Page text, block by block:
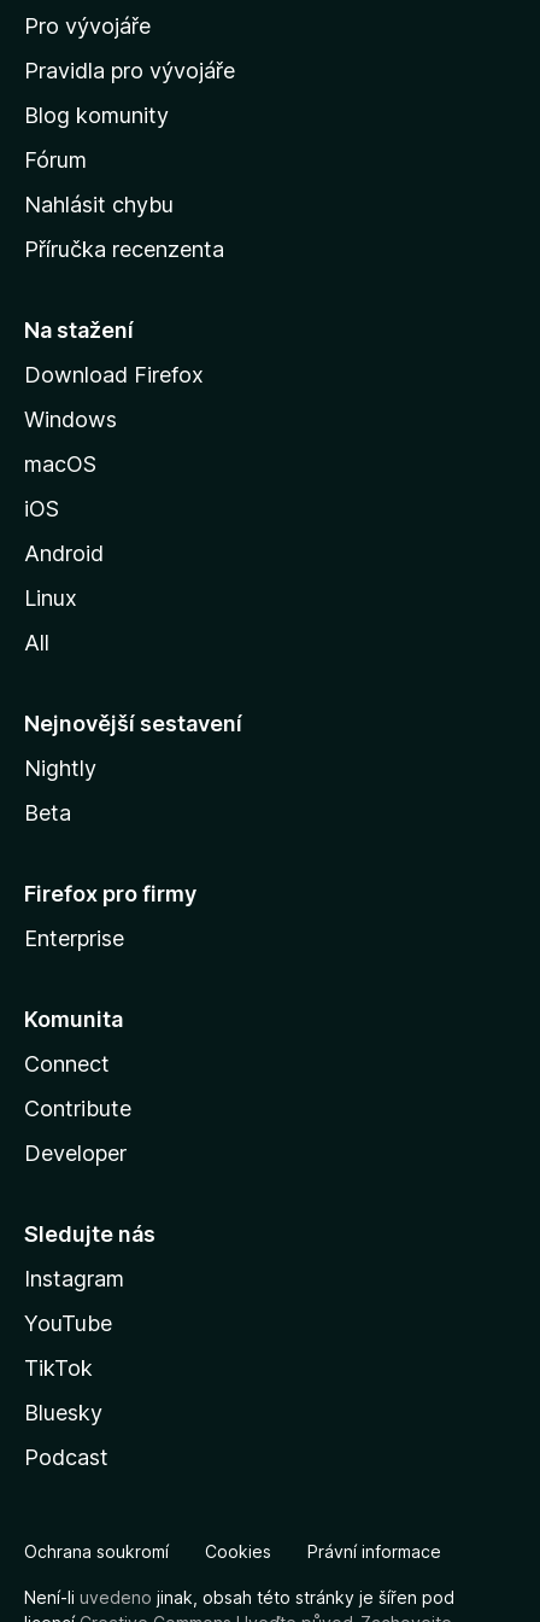
o
m
v
s
k
u
t
á
n
M
o
l
y
Pro vývojáře
Pravidla pro vývojáře
Blog komunity
Fórum
Nahlásit chybu
Příručka recenzenta
Na stažení
Download Firefox
Windows
macOS
iOS
Android
Linux
All
Nejnovější sestavení
Nightly
Beta
Firefox pro firmy
Enterprise
Komunita
Connect
Contribute
Developer
Sledujte nás
Instagram
YouTube
TikTok
Bluesky
Podcast
Ochrana soukromí Cookies Právní informace
Není-li uvedeno jinak, obsah této stránky je šířen pod